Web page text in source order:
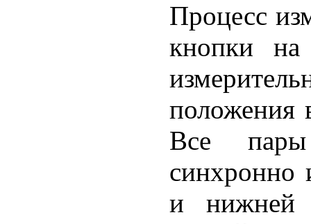
Процесс
кнопки
положения
Все пары
синхронно
и нижней